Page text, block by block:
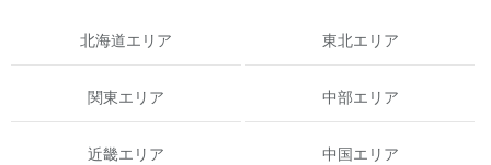
北海道エリア 東北エリア
関東エリア 中部エリア
近畿エリア 中国エリア